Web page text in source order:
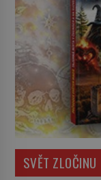
SVĚT ZLOČINU